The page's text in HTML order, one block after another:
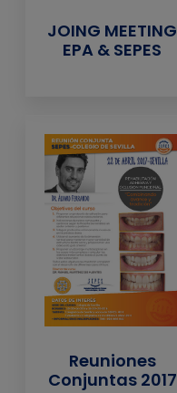
JOING MEETING
EPA & SEPES
Reuniones
Conjuntas 2017